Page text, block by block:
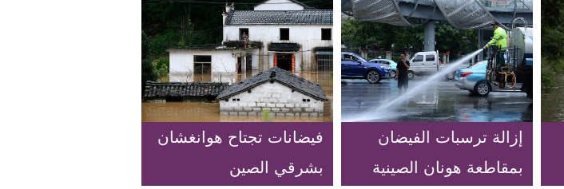
إزالة ترسبات الفيضان
بمقاطعة هونان الصينية
فيضانات تجتاح هوانغشان
بشرقي الصين